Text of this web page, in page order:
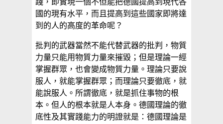
踐，即實現一個不但能把德國提高到現代各
國的現有水平，而且提高到這些國家即將達
到的人的高度的革命呢？
批判的武器當然不能代替武器的批判，物質
力量只能用物質力量來摧毀；但是理論一經
掌握群眾，也會變成物質力量。理論只要說
服人，就能掌握群眾；而理論只要徹底，就
能說服人。所謂徹底，就是抓住事物的根
本。但人的根本就是人本身。德國理論的徹
底性及其實踐能力的明證就是：德國理論是